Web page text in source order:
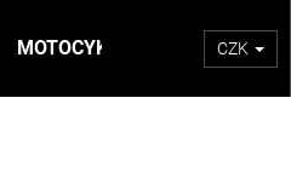
MOTOCYKLY CZK